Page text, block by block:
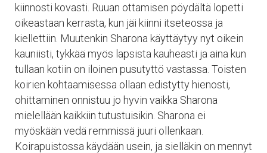
kiinnosti kovasti. Ruuan ottamisen pöydältä lopetti
oikeastaan kerrasta, kun jäi kiinni itseteossa ja
kiellettiin. Muutenkin Sharona käyttäytyy nyt oikein
kauniisti, tykkää myös lapsista kauheasti ja aina kun
tullaan kotiin on iloinen pusutyttö vastassa. Toisten
koirien kohtaamisessa ollaan edistytty hienosti,
ohittaminen onnistuu jo hyvin vaikka Sharona
mielellään kaikkiin tutustuisikin. Sharona ei
myöskään vedä remmissä juuri ollenkaan.
Koirapuistossa käydään usein, ja sielläkin on mennyt